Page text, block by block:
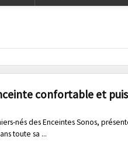
confortable et
nés des Enceintes Sonos,
toute sa ...